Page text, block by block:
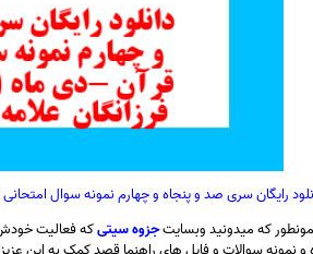
رایگان سری صد و پنجاه و چهارم نمونه سوال امتحانی قرآن -دی ماه 1401 -مدرسه
که میدونید وبسایتجزوه سیتیکه فعالیت خودش